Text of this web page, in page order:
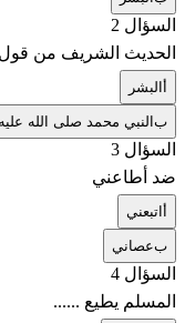
السؤال 2
الحديث الشريف من قول
البشر
بالنبي محمد صلى الله
السؤال 3
ضد أطاعني
اتبعني
بعصاني
السؤال 4
المسلم يطيع ......